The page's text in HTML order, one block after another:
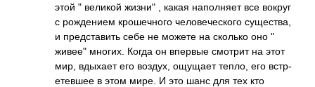
этой " великой жизни" , какая напо­лняет все вокруг
с рожд­ением крош­ечного чело­вече­ского суще­ства,
и пред­став­ить себе не можете на сколько оно "
живее" многих. Когда он впервые смотрит на этот
мир, вдыхает его воздух, ощущает тепло, его встр­
етев­шее в этом мире. И это шанс для тех кто